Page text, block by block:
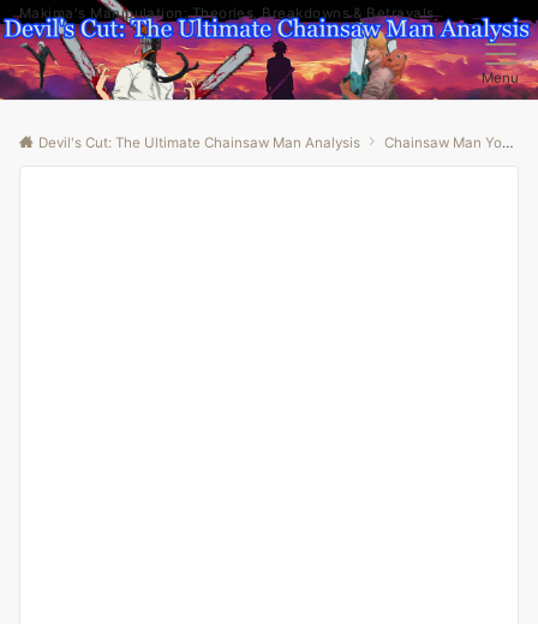
Makima's Manipulation: Theories, Breakdowns & Betrayals
Menu
Devil's Cut: The Ultimate Chainsaw Man Analysis Chainsaw Man Youtube